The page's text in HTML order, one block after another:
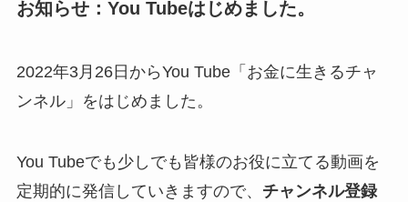
お知らせ：You Tubeはじめました。
2022年3月26日からYou Tube「お金に生きるチャ
ンネル」をはじめました。
You Tubeでも少しでも皆様のお役に立てる動画を
定期的に発信していきますので、 チャンネル登録